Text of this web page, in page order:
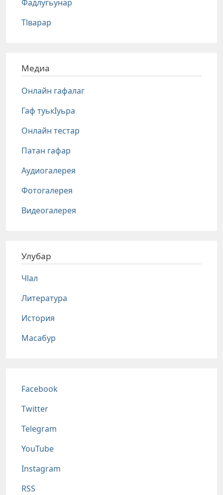
Фадлугьунар
Тlварар
Медиа
Онлайн гафалаг
Гаф туькIуьра
Онлайн тестар
Патан гафар
Аудиогалерея
Фотогалерея
Видеогалерея
Улубар
Чlал
Литература
История
Масабур
Соц сети
Facebook
Twitter
Telegram
YouTube
Instagram
RSS